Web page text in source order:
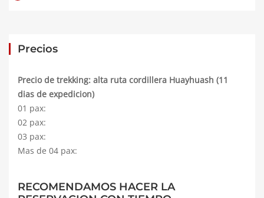
Precios
Precio de trekking: alta ruta cordillera Huayhuash (11
dias de expedicion)
01 pax:
02 pax:
03 pax:
Mas de 04 pax:
RECOMENDAMOS HACER LA